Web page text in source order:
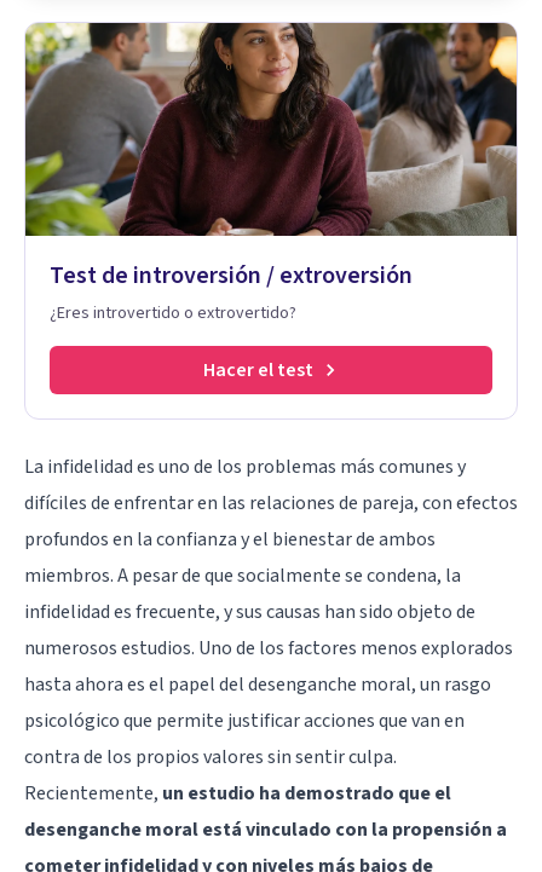
Test de introversión / extroversión
¿Eres introvertido o extrovertido?
Hacer el test
La infidelidad es uno de los problemas más comunes y
difíciles de enfrentar en las relaciones de pareja, con efectos
profundos en la confianza y el bienestar de ambos
miembros. A pesar de que socialmente se condena, la
infidelidad es frecuente, y sus causas han sido objeto de
numerosos estudios. Uno de los factores menos explorados
hasta ahora es el papel del desenganche moral, un rasgo
psicológico que permite justificar acciones que van en
contra de los propios valores sin sentir culpa.
Recientemente, un estudio ha demostrado que el
desenganche moral está vinculado con la propensión a
cometer infidelidad y con niveles más bajos de